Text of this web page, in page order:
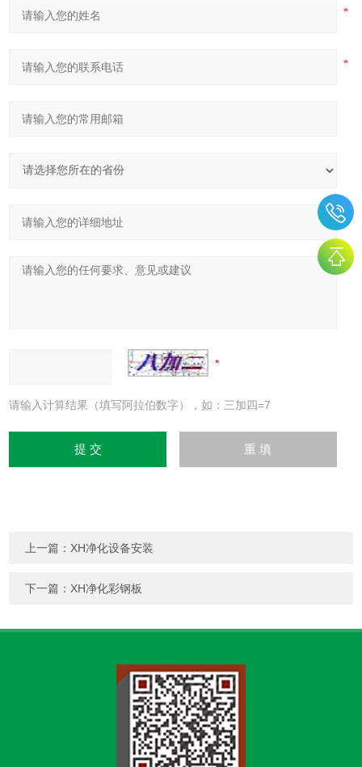
请输入计算结果（填写阿拉伯数字），如：三加四=7
上一篇：XH净化设备安装
下一篇：XH净化彩钢板